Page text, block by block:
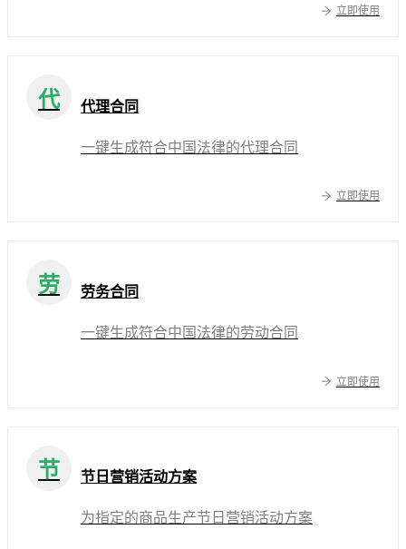
立即使用
代 代理合同
一键生成符合中国法律的代理合同
立即使用
劳 劳务合同
一键生成符合中国法律的劳动合同
立即使用
节 节日营销活动方案
为指定的商品生产节日营销活动方案